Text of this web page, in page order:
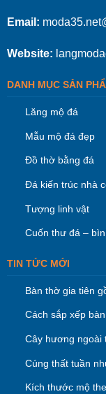
Email:
Website:
DANH MỤC SẢN
Lăng mộ đá
Mẫu mộ đá đẹp
Đồ thờ bằng đá
Đá kiến trúc nhà
Tượng linh vật
Cuốn thư đá –
TIN TỨC MỚI
Bàn thờ gia tiên
Cách sắp xếp
Cây hương ngoài
Cúng thất tuần
Kích thước mộ